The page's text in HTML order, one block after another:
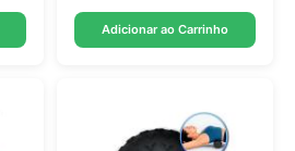
Adicionar ao Carrinho